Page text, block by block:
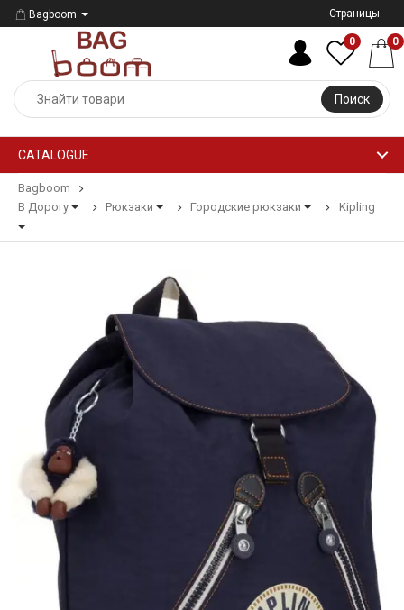
Bagboom Страницы
Поиск
0 0
CATALOGUE
Bagboom
В Дорогу
Рюкзаки Городские рюкзаки Kipling